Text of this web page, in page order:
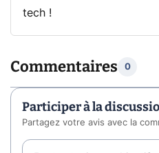
tech !
Commentaires 0
Participer à la
Partagez votre avis avec la